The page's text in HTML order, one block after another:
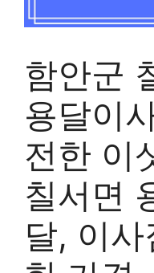
함안군
용달이
전한 이
칠서면
달, 이